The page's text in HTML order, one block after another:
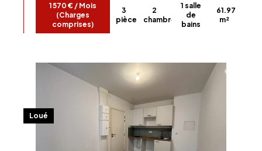
1 570 € / Mois
(Charges
comprises)
3
pièces
2
chambres
1 salle
de
bains
61.97
m²
Loué